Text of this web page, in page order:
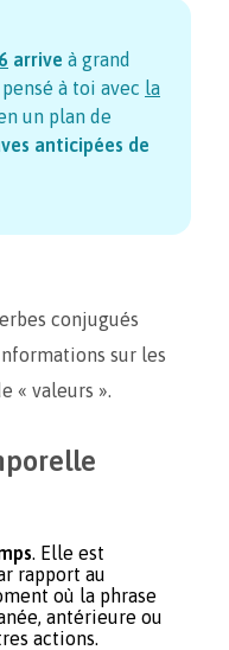
arrive à grand
à toi avec la
un plan de
anticipées de
conjugués
sur les
« valeurs ».
. Elle est
rapport au
où la phrase
antérieure ou
actions.